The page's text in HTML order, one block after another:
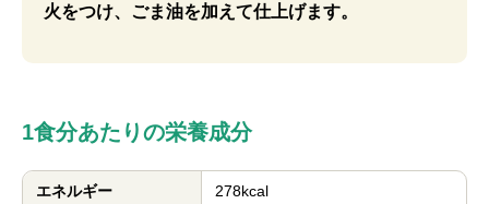
火をつけ、ごま油を加えて仕上げます。
1食分あたりの栄養成分
エネルギー 278kcal